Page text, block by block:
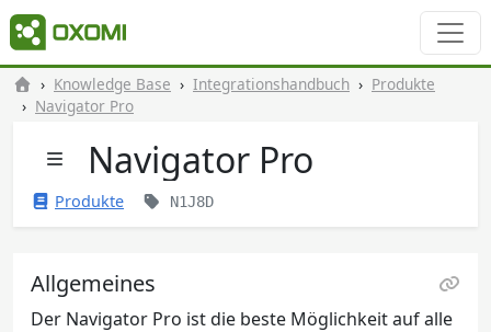
Knowledge Base Integrationshandbuch
Produkte
Navigator Pro
Navigator Pro
Produkte N1J8D
Allgemeines
Der Navigator Pro ist die beste Möglichkeit auf alle